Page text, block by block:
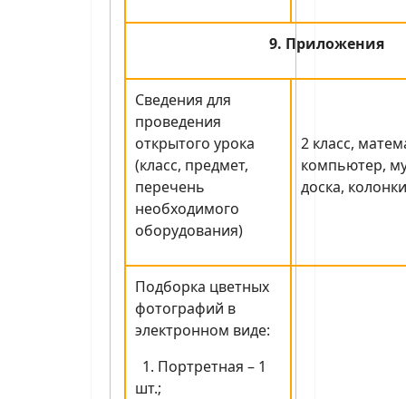
9. Приложения
Сведения для
проведения
открытого урока
(класс, предмет,
перечень
необходимого
оборудования)
2 класс,
компьютер,
доска,
Подборка цветных
фотографий в
электронном виде:
1. Портретная – 1
шт.;